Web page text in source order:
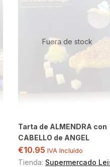
Fuera de stock
Tarta de ALMENDRA con
CABELLO de ANGEL
€10.95 IVA Incluído
Tienda: Supermercado